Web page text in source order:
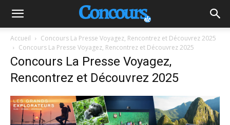
Accueil
Concours La Presse Voyagez, Rencontrez et Découvrez 2025
Concours La Presse Voyagez, Rencontrez et Découvrez 2025
Concours La Presse Voyagez,
Rencontrez et Découvrez 2025